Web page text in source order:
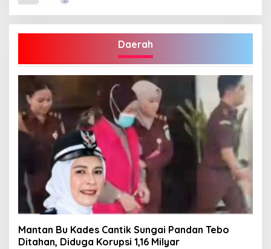
Daerah
Mantan Bu Kades Cantik Sungai Pandan Tebo
Ditahan, Diduga Korupsi 1,16 Milyar